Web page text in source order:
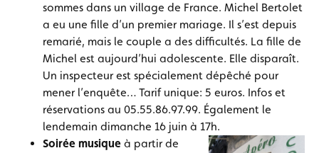
sommes dans un village de France. Michel Bertolet
a eu une fille d’un premier mariage. Il s’est depuis
remarié, mais le couple a des difficultés. La fille de
Michel est aujourd’hui adolescente. Elle disparaît.
Un inspecteur est spécialement dépêché pour
mener l’enquête… Tarif unique: 5 euros. Infos et
réservations au 05.55.86.97.99. Également le
lendemain dimanche 16 juin à 17h.
Soirée musique à partir de